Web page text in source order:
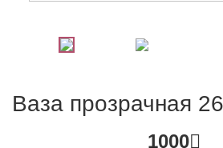
Ваза прозрачная
1000